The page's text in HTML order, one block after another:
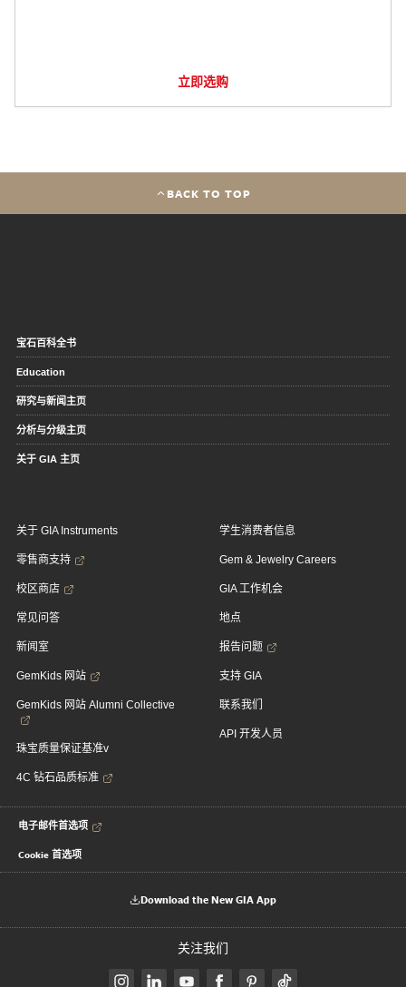
立即选购
BACK TO TOP
宝石百科全书
Education
研究与新闻主页
分析与分级主页
关于 GIA 主页
关于 GIA Instruments
零售商支持
校区商店
常见问答
新闻室
GemKids 网站
GemKids 网站 Alumni Collective
珠宝质量保证基准v
4C 钻石品质标准
学生消费者信息
Gem & Jewelry Careers
GIA 工作机会
地点
报告问题
支持 GIA
联系我们
API 开发人员
电子邮件首选项
Cookie 首选项
Download the New GIA App
关注我们